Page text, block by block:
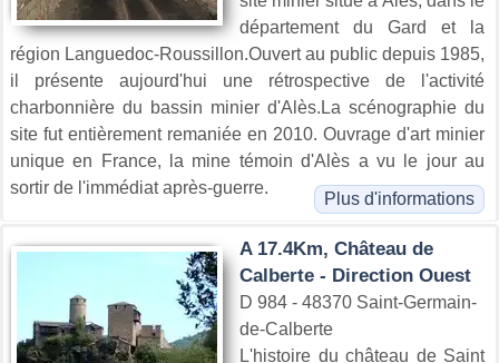
département du Gard et la
région Languedoc-Roussillon.Ouvert au public depuis 1985,
il présente aujourd'hui une rétrospective de l'activité
charbonnière du bassin minier d'Alès.La scénographie du
site fut entièrement remaniée en 2010. Ouvrage d'art minier
unique en France, la mine témoin d'Alès a vu le jour au
sortir de l'immédiat après-guerre.
Plus d'informations
A 17.4Km, Château de
Calberte - Direction Ouest
D 984 - 48370 Saint-Germain-
de-Calberte
L'histoire du château de Saint